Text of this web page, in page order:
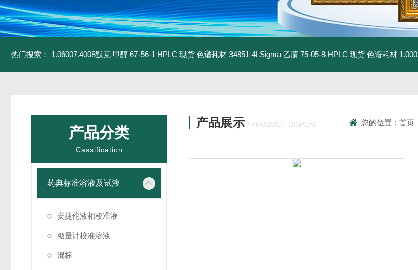
热门搜索： 1.06007.4008默克 甲醇 67-56-1 HPLC 现货 色谱耗材 34851-4LSigma 乙腈 75-05-8 HPLC 现货 色谱耗材 1.00030.4008默克 乙腈 75-05-8 HPLC 现货 色谱耗材
产品分类
Cassification
药典标准溶液及试液
安捷伦液相校准液
糖量计校准溶液
混标
产品展示 / PRODUCT DISPLAY 您的位置：首页